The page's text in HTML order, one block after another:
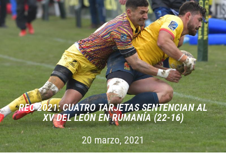
REC 2021: CUATRO TARJETAS SENTENCIAN AL
XV DEL LEÓN EN RUMANÍA (22-16)
20 marzo, 2021